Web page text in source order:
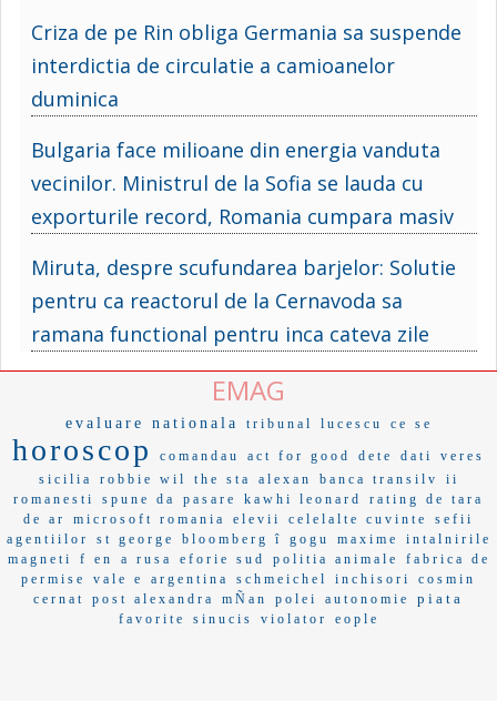
Criza de pe Rin obliga Germania sa suspende
interdictia de circulatie a camioanelor
duminica
Bulgaria face milioane din energia vanduta
vecinilor. Ministrul de la Sofia se lauda cu
exporturile record, Romania cumpara masiv
Miruta, despre scufundarea barjelor: Solutie
pentru ca reactorul de la Cernavoda sa
ramana functional pentru inca cateva zile
EMAG
evaluare nationala tribunal lucescu ce se
horoscop comandau act for good dete dati
veres
sicilia
robbie wil the sta alexan banca transilv
ii
romanesti
spune da pasare kawhi leonard
rating de tara
de ar
microsoft romania elevii celelalte cuvinte
sefii
agentiilor
st george bloomberg î gogu maxime
intalnirile
magneti
f en a rusa eforie sud politia animale
fabrica de
permise
vale e argentina schmeichel inchisori
cosmin
cernat
post alexandra mÑan polei autonomie piata
favorite sinucis violator eople